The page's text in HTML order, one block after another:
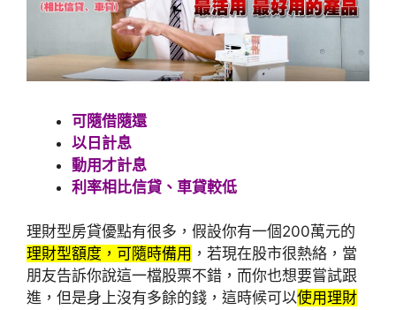
可隨借隨還
以日計息
動用才計息
利率相比信貸、車貸較低
理財型房貸優點有很多，假設你有一個200萬元的
理財型額度，可隨時備用 ，若現在股市很熱絡，當
朋友告訴你說這一檔股票不錯，而你也想要嘗試跟
進，但是身上沒有多餘的錢，這時候可以使用理財